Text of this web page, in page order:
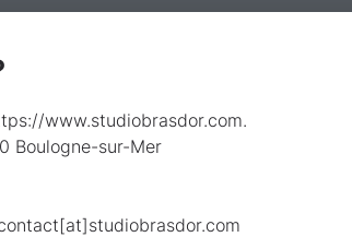
www.studiobrasdor.com.
Boulogne-sur-Mer